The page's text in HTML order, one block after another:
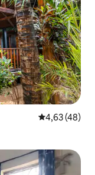
4,63 de uma
4,63 (48)